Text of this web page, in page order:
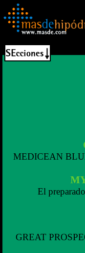
MEDICEAN
El
GREAT